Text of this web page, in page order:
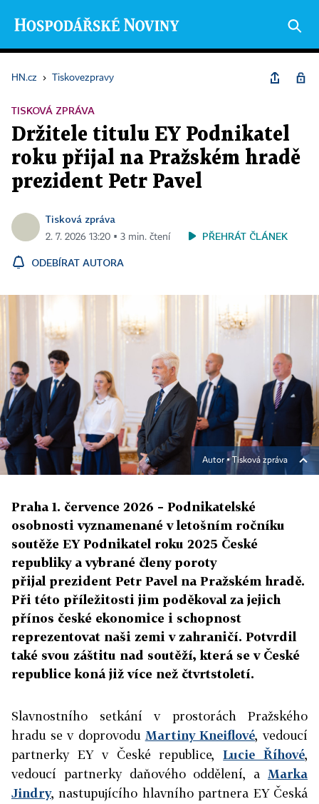
HN.cz › Tiskovezpravy
TISKOVÁ ZPRÁVA
Držitele titulu EY Podnikatel
roku přijal na Pražském hradě
prezident Petr Pavel
Tisková zpráva
2. 7. 2026 13:20 ▪ 3 min. čtení PŘEHRÁT ČLÁNEK
ODEBÍRAT AUTORA
Autor ▪ Tisková zpráva
Praha 1. července 2026 – Podnikatelské
osobnosti vyznamenané v letošním ročníku
soutěže EY Podnikatel roku 2025 České
republiky a vybrané členy poroty
přijal prezident Petr Pavel na Pražském hradě.
Při této příležitosti jim poděkoval za jejich
přínos české ekonomice i schopnost
reprezentovat naši zemi v zahraničí. Potvrdil
také svou záštitu nad soutěží, která se v České
republice koná již více než čtvrtstoletí.
Slavnostního setkání v prostorách Pražského
hradu se v doprovodu Martiny Kneiflové, vedoucí
partnerky EY v České republice,Lucie Říhové,
vedoucí partnerky daňového oddělení, a Marka
Jindry, nastupujícího hlavního partnera EY Česká